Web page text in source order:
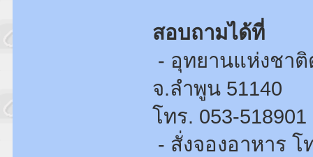
สอบถามได้ที่
- อุทยานแห่งชา
จ.ลำพูน 51140
โทร. 053-
- สั่งจองอาหาร